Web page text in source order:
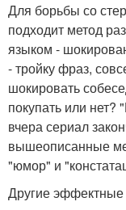
Для борьбы со
подходит метод
языком -
- тройку фраз,
шокировать
покупать или
вчера сериал
вышеописанные
"юмор" и
Другие